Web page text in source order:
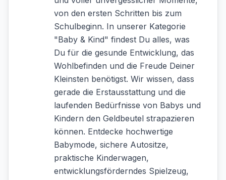
von den ersten Schritten bis zum
Schulbeginn. In unserer Kategorie
"Baby & Kind" findest Du alles, was
Du für die gesunde Entwicklung, das
Wohlbefinden und die Freude Deiner
Kleinsten benötigst. Wir wissen, dass
gerade die Erstausstattung und die
laufenden Bedürfnisse von Babys und
Kindern den Geldbeutel strapazieren
können. Entdecke hochwertige
Babymode, sichere Autositze,
praktische Kinderwagen,
entwicklungsförderndes Spielzeug,